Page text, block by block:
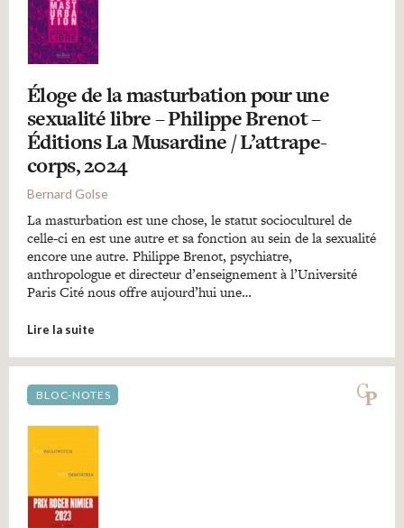
Éloge de la masturbation pour une
sexualité libre – Philippe Brenot –
Éditions La Musardine / L’attrape-
corps, 2024
Bernard Golse
La masturbation est une chose, le statut socioculturel de
celle-ci en est une autre et sa fonction au sein de la sexualité
encore une autre. Philippe Brenot, psychiatre,
anthropologue et directeur d’enseignement à l’Université
Paris Cité nous offre aujourd’hui une…
Lire la suite
BLOC-NOTES